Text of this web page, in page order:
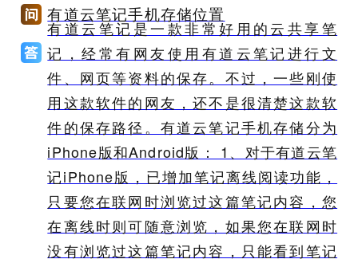
有道云笔记手机存储位置
有道云笔记是一款非常好用的云共享笔
记，经常有网友使用有道云笔记进行文
件、网页等资料的保存。不过，一些刚使
用这款软件的网友，还不是很清楚这款软
件的保存路径。有道云笔记手机存储分为
iPhone版和Android版： 1、对于有道云笔
记iPhone版，已增加笔记离线阅读功能，
只要您在联网时浏览过这篇笔记内容，您
在离线时则可随意浏览，如果您在联网时
没有浏览过这篇笔记内容，只能看到笔记